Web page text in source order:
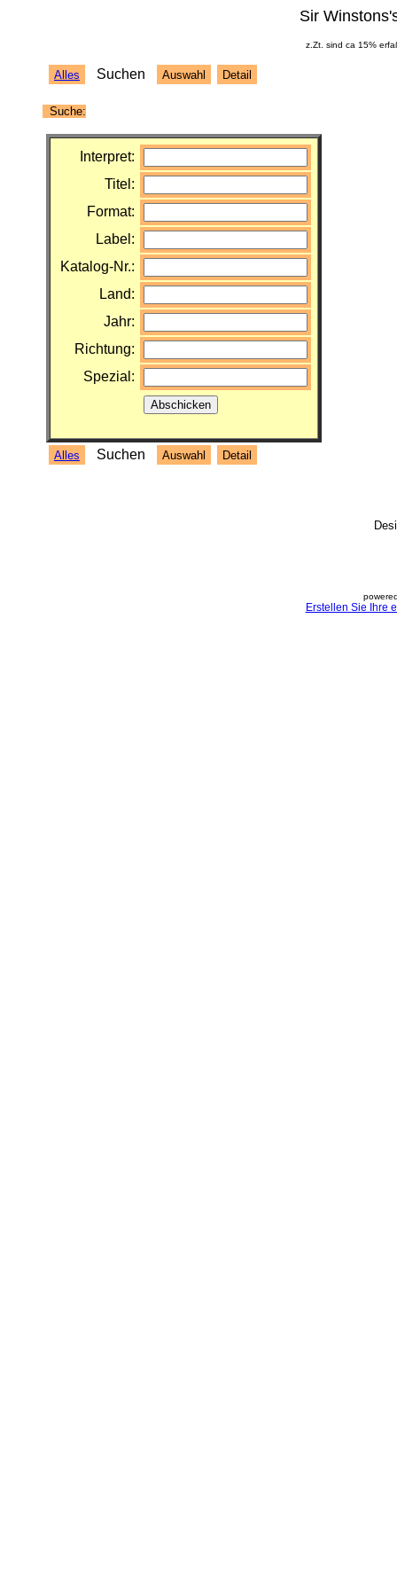
Sir
z.Zt. sind ca 15%
Alles Suchen Auswahl Detail
Suche:
Interpret:
Titel:
Format:
Label:
Katalog-Nr.:
Land:
Jahr:
Richtung:
Spezial:
Alles Suchen Auswahl Detail
Erstellen Sie Ihre